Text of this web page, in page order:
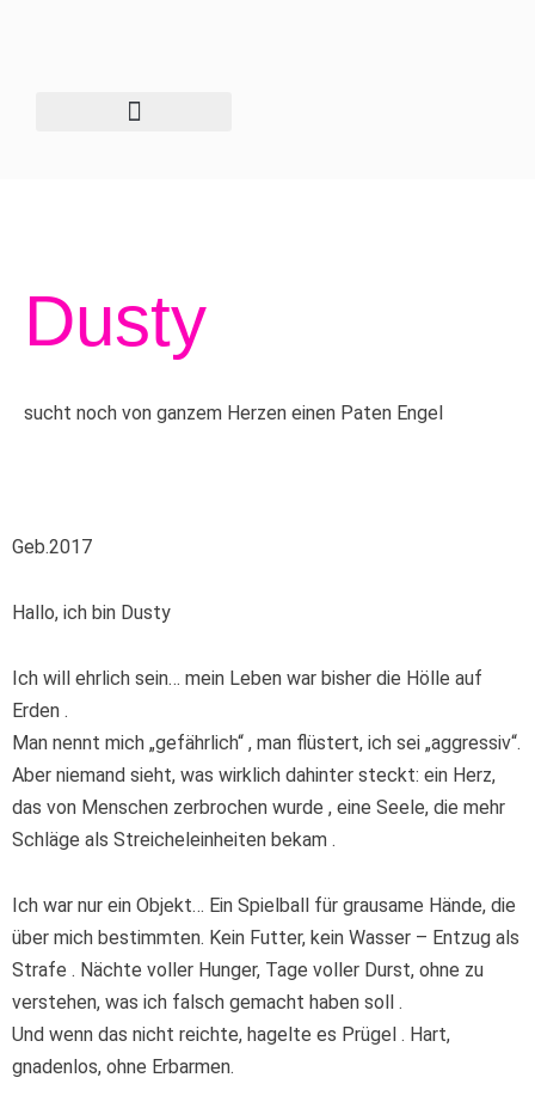
Dusty
sucht noch von ganzem Herzen einen Paten Engel
Geb.2017
Hallo, ich bin Dusty
Ich will ehrlich sein… mein Leben war bisher die Hölle auf
Erden .
Man nennt mich „gefährlich“ , man flüstert, ich sei „aggressiv“.
Aber niemand sieht, was wirklich dahinter steckt: ein Herz,
das von Menschen zerbrochen wurde , eine Seele, die mehr
Schläge als Streicheleinheiten bekam .
Ich war nur ein Objekt… Ein Spielball für grausame Hände, die
über mich bestimmten. Kein Futter, kein Wasser – Entzug als
Strafe . Nächte voller Hunger, Tage voller Durst, ohne zu
verstehen, was ich falsch gemacht haben soll .
Und wenn das nicht reichte, hagelte es Prügel . Hart,
gnadenlos, ohne Erbarmen.